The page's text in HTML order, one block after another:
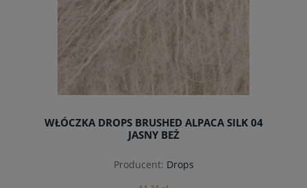
WŁÓCZKA DROPS BRUSHED ALPACA SILK 04
JASNY BEŻ
Producent: Drops